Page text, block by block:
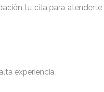
tu cita para
experiencia.